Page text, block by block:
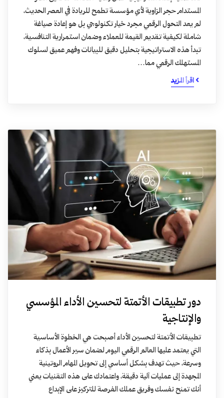
المستدام حجر الزاوية لأي مؤسسة تطمح للريادة في العصر الحديث،
لم يعد التحول الرقمي مجرد خيار تكنولوجي بل هو إعادة صياغة
شاملة لكيفية تقديم القيمة للعملاء وضمان استمرارية التنافسية،
تبدأ هذه الاستراتيجية بتحليل دقيق للبيانات وفهم عميق لسلوك
المستهلك الرقمي مما…
اقرأ المزيد
دور تطبيقات الأتمتة لتحسين الأداء المؤسسي
والإنتاجية
تطبيقات الأتمتة لتحسين الأداء أصبحت هي الخطوة الأساسية
التي يعتمد عليها العالم الرقمي اليوم لضمان سير الأعمال بذكاء
وسرعة، حيث تهدف بشكل أساسي إلى تحويل المهام الروتينية
المجهدة إلى عمليات آلية دقيقة، واعتمادك على هذه التقنيات يعني
أنك تمنح نفسك وفريق عملك الفرصة للتركيز على الإبداع